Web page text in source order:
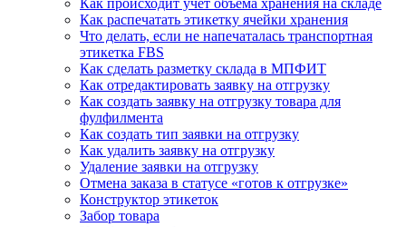
Как происходит учет объема хранения на складе
Как распечатать этикетку ячейки хранения
Что делать, если не напечаталась транспортная
этикетка FBS
Как сделать разметку склада в МПФИТ
Как отредактировать заявку на отгрузку
Как создать заявку на отгрузку товара для
фулфилмента
Как создать тип заявки на отгрузку
Как удалить заявку на отгрузку
Удаление заявки на отгрузку
Отмена заказа в статусе «готов к отгрузке»
Конструктор этикеток
Забор товара